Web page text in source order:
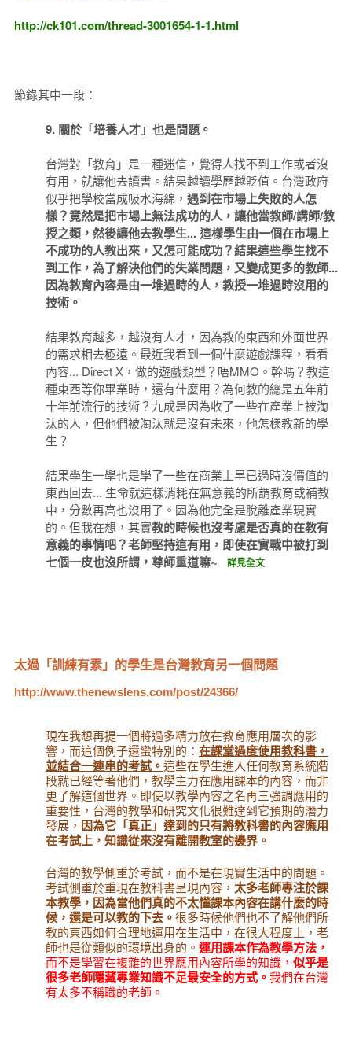
http://ck101.com/thread-3001654-1-1.html
節錄其中一段：
9. 關於「培養人才」也是問題。
台灣對「教育」是一種迷信，覺得人找不到工作或者沒
有用，就讓他去讀書。結果越讀學歷越貶值。台灣政府
似乎把學校當成吸水海綿， 遇到在市場上失敗的人怎
樣？竟然是把市場上無法成功的人，讓他當教師/講師/教
授之類，然後讓他去教學生... 這樣學生由一個在市場上
不成功的人教出來，又怎可能成功？結果這些學生找不
到工作，為了解決他們的失業問題，又變成更多的教師...
因為教育內容是由一堆過時的人，教授一堆過時沒用的
技術。
結果教育越多，越沒有人才，因為教的東西和外面世界
的需求相去極遠。最近我看到一個什麼遊戲課程，看看
內容... Direct X，做的遊戲類型？唔MMO。幹嗎？教這
種東西等你畢業時，還有什麼用？為何教的總是五年前
十年前流行的技術？九成是因為收了一些在產業上被淘
汰的人，但他們被淘汰就是沒有未來，他怎樣教新的學
生？
結果學生一學也是學了一些在商業上早已過時沒價值的
東西回去... 生命就這樣消耗在無意義的所謂教育或補教
中，分數再高也沒用了。因為他完全是脫離產業現實
的。但我在想，其實教的時候也沒考慮是否真的在教有
意義的事情吧？老師堅持這有用，即使在實戰中被打到
七個一皮也沒所謂，尊師重道嘛~
詳見全文
太過「訓練有素」的學生是台灣教育另一個問題
http://www.thenewslens.com/post/24366/
現在我想再提一個將過多精力放在教育應用層次的影
響，而這個例子還蠻特別的： 在課堂過度使用教科書，
並結合一連串的考試。 這些在學生進入任何教育系統階
段就已經等著他們，教學主力在應用課本的內容，而非
更了解這個世界。即使以教學內容之名再三強調應用的
重要性，台灣的教學和研究文化很難達到它預期的潛力
發展， 因為它「真正」達到的只有將教科書的內容應用
在考試上，知識從來沒有離開教室的邊界。
台灣的教學側重於考試，而不是在現實生活中的問題。
考試側重於重現在教科書呈現內容， 太多老師專注於課
本教學，因為當他們真的不太懂課本內容在講什麼的時
候，還是可以教的下去。 很多時候他們也不了解他們所
教的東西如何合理地運用在生活中，在很大程度上，老
師也是從類似的環境出身的。 運用課本作為教學方法，
而不是學習在複雜的世界應用內容所學的知識， 似乎是
很多老師隱藏專業知識不足最安全的方式。 我們在台灣
有太多不稱職的老師。